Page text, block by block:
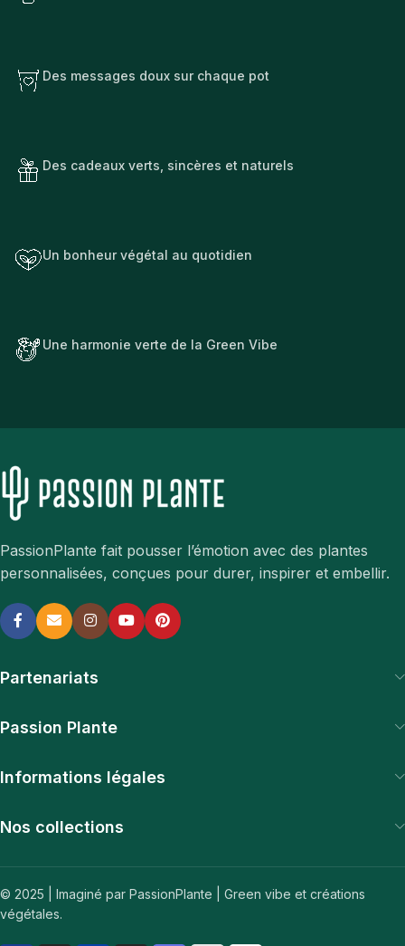
Des messages doux sur chaque pot
Des cadeaux verts, sincères et naturels
Un bonheur végétal au quotidien
Une harmonie verte de la Green Vibe
PassionPlante fait pousser l’émotion avec des plantes
personnalisées, conçues pour durer, inspirer et embellir.
Partenariats
Passion Plante
Informations légales
Nos collections
© 2025 | Imaginé par PassionPlante | Green vibe et créations
végétales.